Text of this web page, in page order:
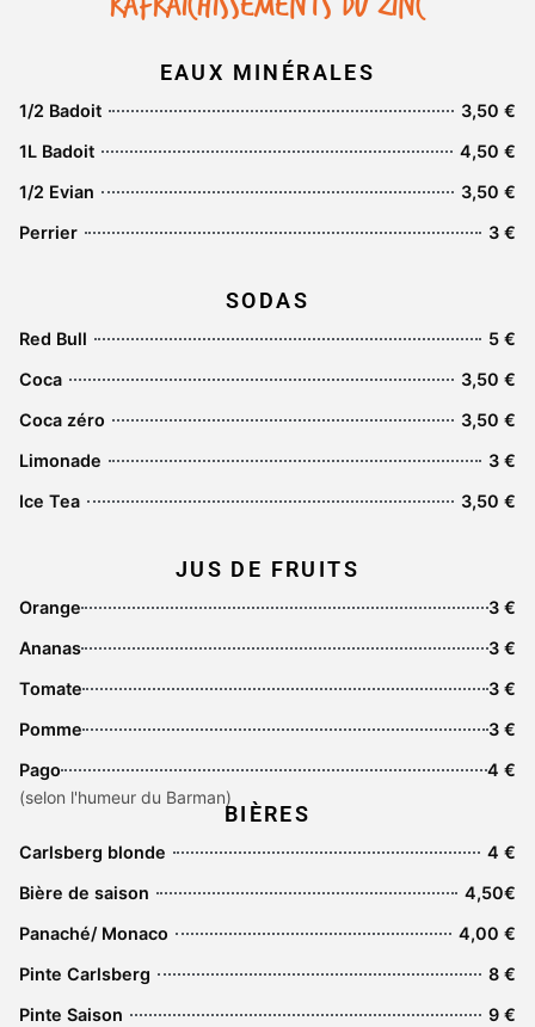
EAUX MINÉRALES
1/2 Badoit
3,50 €
1L Badoit
4,50 €
1/2 Evian
3,50 €
Perrier
3 €
SODAS
Red Bull
5 €
Coca
3,50 €
Coca zéro
3,50 €
Limonade
3 €
Ice Tea
3,50 €
JUS DE FRUITS
Orange
3 €
Ananas
3 €
Tomate
3 €
Pomme
3 €
Pago
4 €
(selon l'humeur du Barman)
BIÈRES
Carlsberg blonde
4 €
Bière de saison
4,50€
Panaché/ Monaco
4,00 €
Pinte Carlsberg
8 €
Pinte Saison
9 €